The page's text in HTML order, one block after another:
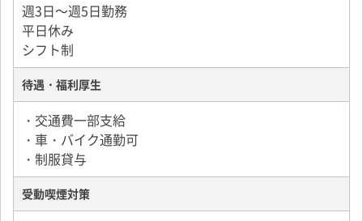
週3日～週5日勤務
平日休み
シフト制
待遇・福利厚生
・交通費一部支給
・車・バイク通勤可
・制服貸与
受動喫煙対策